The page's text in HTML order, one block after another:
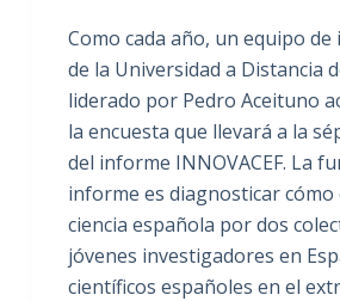
Como cada año, un equipo
de la Universidad a Distancia
liderado por Pedro Aceituno
la encuesta que llevará a la
del informe INNOVACEF. La
informe es diagnosticar cómo
ciencia española por dos
jóvenes investigadores en
científicos españoles en el